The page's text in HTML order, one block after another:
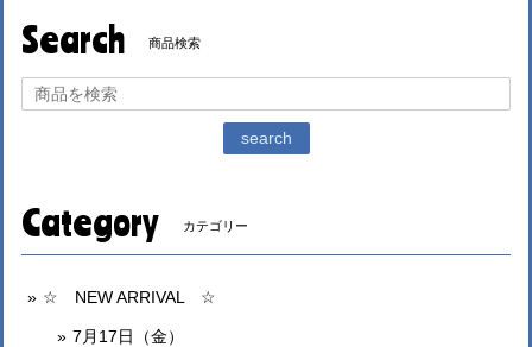
Search 商品検索
search
Category カテゴリー
☆ NEW ARRIVAL ☆
7月17日（金）